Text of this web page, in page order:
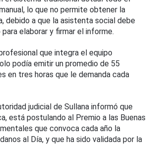
lo que no permite obtener la
debido a que la asistenta social debe
elaborar y firmar el informe.
que integra el equipo
podía emitir un promedio de 55
en tres horas que le demanda cada
judicial de Sullana informó que
está postulando al Premio a las Buenas
que convoca cada año la
al Día, y que ha sido validada por la